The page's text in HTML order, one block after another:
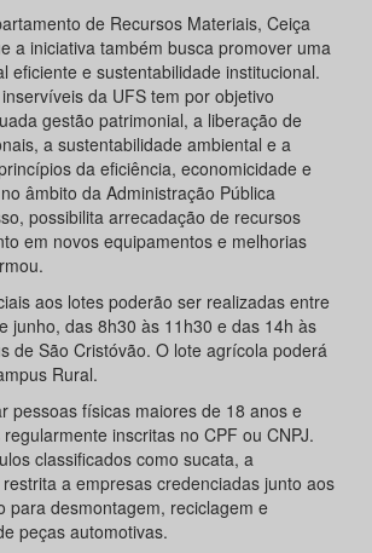
de Recursos Materiais, Ceiça
a iniciativa também busca promover uma
eficiente e sustentabilidade institucional.
da UFS tem por objetivo
gestão patrimonial, a liberação de
a sustentabilidade ambiental e a
da eficiência, economicidade e
âmbito da Administração Pública
possibilita arrecadação de recursos
em novos equipamentos e melhorias
aos lotes poderão ser realizadas entre
junho, das 8h30 às 11h30 e das 14h às
de São Cristóvão. O lote agrícola poderá
Rural.
pessoas físicas maiores de 18 anos e
inscritas no CPF ou CNPJ.
classificados como sucata, a
a empresas credenciadas junto aos
para desmontagem, reciclagem e
peças automotivas.